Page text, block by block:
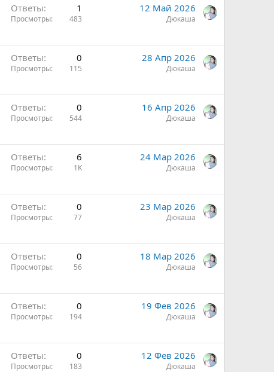
Ответы 1
Просмотры 483
12 Май 2026
Дюкаша
Ответы 0
Просмотры 115
28 Апр 2026
Дюкаша
Ответы 0
Просмотры 544
16 Апр 2026
Дюкаша
Ответы 6
Просмотры 1K
24 Мар 2026
Дюкаша
Ответы 0
Просмотры 77
23 Мар 2026
Дюкаша
Ответы 0
Просмотры 56
18 Мар 2026
Дюкаша
Ответы 0
Просмотры 194
19 Фев 2026
Дюкаша
Ответы 0
Просмотры 183
12 Фев 2026
Дюкаша